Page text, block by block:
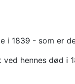
i 1839 - som er
hennes død i